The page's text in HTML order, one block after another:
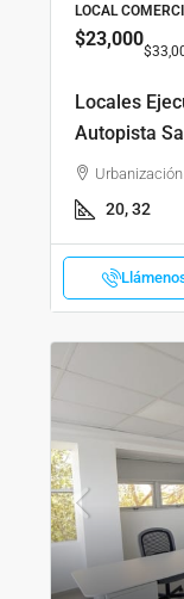
LOCAL
$23,000
Locales
Autopista
20, 32